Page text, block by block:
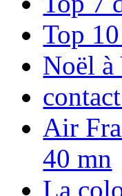
Top
Noël à
Air
40 mn
La